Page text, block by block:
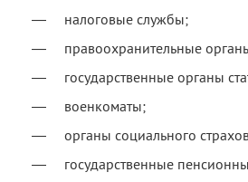
— налоговые службы;
— правоохранительные
— государственные органы
— военкоматы;
— органы социального
— государственные